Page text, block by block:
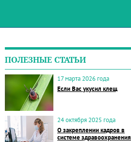
ПОЛЕЗНЫЕ СТАТЬИ
17 марта 2026 года
Если Вас укусил клещ
24 октября 2025 года
О закреплении кадров в
системе здравоохранения